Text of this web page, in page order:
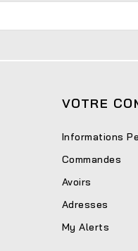
VOTRE
Informations
Commandes
Avoirs
Adresses
My Alerts